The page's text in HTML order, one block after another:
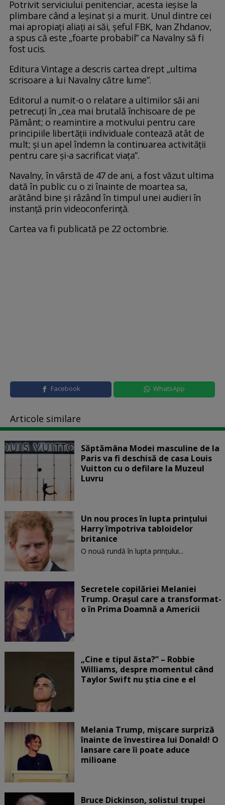
Potrivit serviciului penitenciar, acesta ieșise la
plimbare când a leșinat și a murit. Unul dintre cei
mai apropiați aliați ai săi, șeful FBK, Ivan Zhdanov,
a spus că este „foarte probabil” ca Navalny să fi
fost ucis.
Editura Vintage a descris cartea drept „ultima
scrisoare a lui Navalny către lume”.
Editorul a numit-o o relatare a ultimilor săi ani
petrecuți în „cea mai brutală închisoare de pe
Pământ; o reamintire a motivului pentru care
principiile libertății individuale contează atât de
mult; și un apel îndemn la continuarea activității
pentru care și-a sacrificat viața”.
Navalny, în vârstă de 47 de ani, a fost văzut ultima
dată în public cu o zi înainte de moartea sa,
arătând bine și râzând în timpul unei audieri în
instanță prin videoconferință.
Cartea va fi publicată pe 22 octombrie.
Facebook WhatsApp
Articole similare
Săptămâna Modei masculine de la
Paris va fi deschisă de casa Louis
Vuitton cu o defilare la Muzeul
Luvru
Un nou proces în lupta prinţului
Harry împotriva tabloidelor
britanice
O nouă rundă în lupta prinţului...
Secretele copilăriei Melaniei
Trump. Orașul care a transformat-
o în Prima Doamnă a Americii
„Cine e tipul ăsta?” – Robbie
Williams, despre momentul când
Taylor Swift nu știa cine e el
Melania Trump, mișcare surpriză
înainte de învestirea lui Donald! O
lansare care îi poate aduce
milioane
Bruce Dickinson, solistul trupei